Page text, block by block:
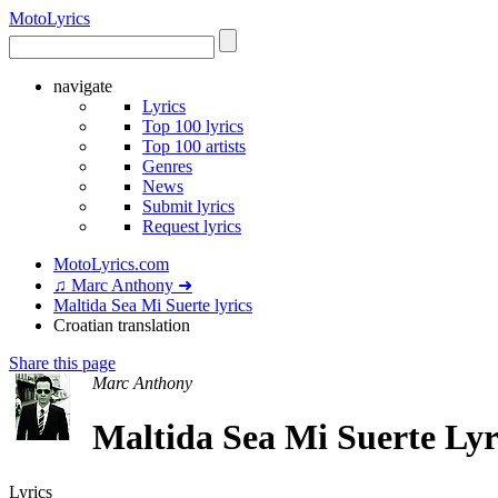
MotoLyrics
navigate
Lyrics
Top 100 lyrics
Top 100 artists
Genres
News
Submit lyrics
Request lyrics
MotoLyrics.com
♫ Marc Anthony ➜
Maltida Sea Mi Suerte lyrics
Croatian translation
Share this page
Marc Anthony
Maltida Sea Mi Suerte
Lyrics